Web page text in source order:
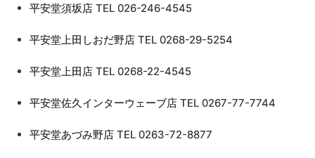
平安堂須坂店 TEL 026-246-4545
平安堂上田しおだ野店 TEL 0268-29-5254
平安堂上田店 TEL 0268-22-4545
平安堂佐久インターウェーブ店 TEL 0267-77-7744
平安堂あづみ野店 TEL 0263-72-8877